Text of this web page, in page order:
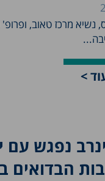
נשיא מרכז טאוב,
>
נפגש עם
הבדואים